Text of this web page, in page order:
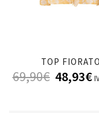
TOP FIORATO
69,90€ 48,93€